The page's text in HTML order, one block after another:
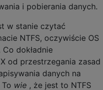
i pobierania danych.
w stanie czytać
NTFS, oczywiście OS
Co dokładnie
od przestrzegania zasad
danych na
wie , że jest to NTFS